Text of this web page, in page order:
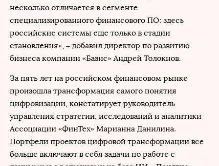
несколько отличается в сегменте
специализированного финансового ПО: здесь
российские системы еще только в стадии
становления», ‒ добавил директор по развитию
бизнеса компании «Базис» Андрей Толокнов.
За пять лет на российском финансовом рынке
произошла трансформация самого понятия
цифровизации, констатирует руководитель
управления стратегии, исследований и аналитики
Ассоциации «ФинТех» Марианна Данилина.
Портфели проектов цифровой трансформации все
больше включают в себя задачи по работе с